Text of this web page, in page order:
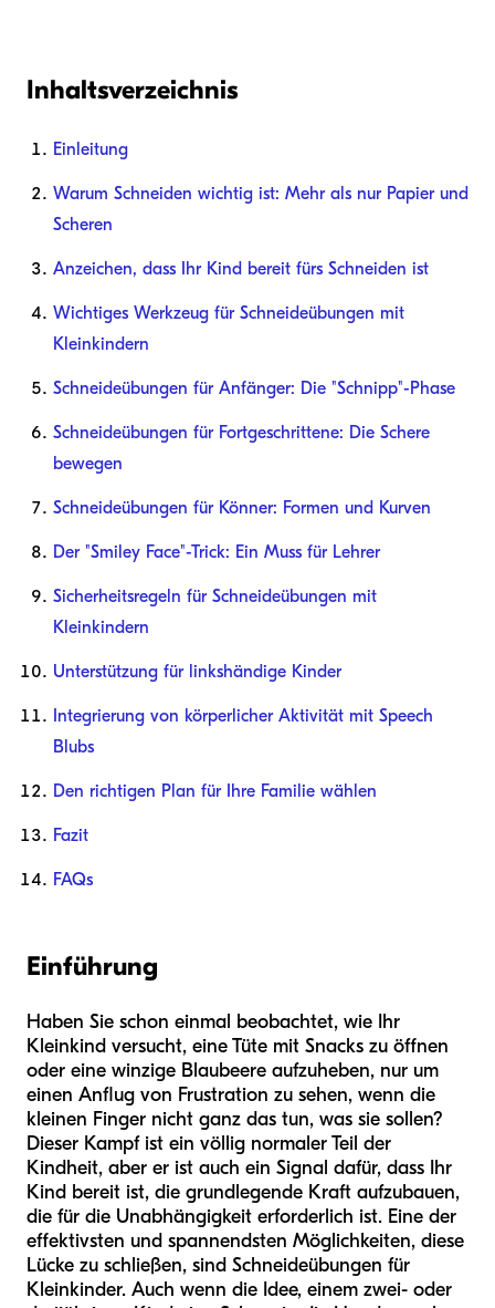
Inhaltsverzeichnis
Einleitung
Warum Schneiden wichtig ist: Mehr als nur Papier und
Scheren
Anzeichen, dass Ihr Kind bereit fürs Schneiden ist
Wichtiges Werkzeug für Schneideübungen mit
Kleinkindern
Schneideübungen für Anfänger: Die "Schnipp"-Phase
Schneideübungen für Fortgeschrittene: Die Schere
bewegen
Schneideübungen für Könner: Formen und Kurven
Der "Smiley Face"-Trick: Ein Muss für Lehrer
Sicherheitsregeln für Schneideübungen mit
Kleinkindern
Unterstützung für linkshändige Kinder
Integrierung von körperlicher Aktivität mit Speech
Blubs
Den richtigen Plan für Ihre Familie wählen
Fazit
FAQs
Einführung
Haben Sie schon einmal beobachtet, wie Ihr
Kleinkind versucht, eine Tüte mit Snacks zu öffnen
oder eine winzige Blaubeere aufzuheben, nur um
einen Anflug von Frustration zu sehen, wenn die
kleinen Finger nicht ganz das tun, was sie sollen?
Dieser Kampf ist ein völlig normaler Teil der
Kindheit, aber er ist auch ein Signal dafür, dass Ihr
Kind bereit ist, die grundlegende Kraft aufzubauen,
die für die Unabhängigkeit erforderlich ist. Eine der
effektivsten und spannendsten Möglichkeiten, diese
Lücke zu schließen, sind Schneideübungen für
Kleinkinder. Auch wenn die Idee, einem zwei- oder